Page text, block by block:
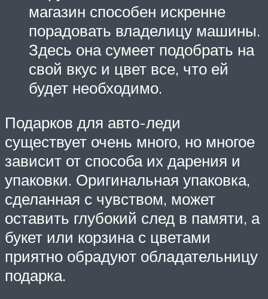
магазин способен искренне
порадовать владелицу машины.
Здесь она сумеет подобрать на
свой вкус и цвет все, что ей
будет необходимо.
Подарков для авто-леди
существует очень много, но многое
зависит от способа их дарения и
упаковки. Оригинальная упаковка,
сделанная с чувством, может
оставить глубокий след в памяти, а
букет или корзина с цветами
приятно обрадуют обладательницу
подарка.